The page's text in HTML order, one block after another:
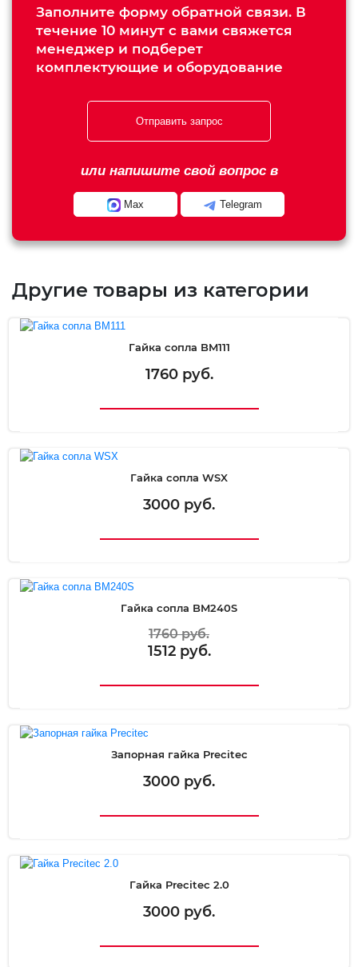
Заполните форму обратной связи. В
течение 10 минут с вами свяжется
менеджер и подберет
комплектующие и оборудование
Отправить запрос
или напишите свой вопрос в
Max Telegram
Другие товары из категории
Гайка сопла BM111
1760 руб.
Гайка сопла WSX
3000 руб.
Гайка сопла BM240S
1760 руб.
1512 руб.
Запорная гайка Precitec
3000 руб.
Гайка Precitec 2.0
3000 руб.